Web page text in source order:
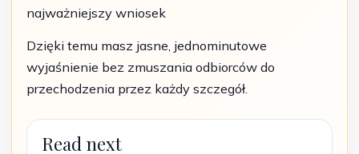
najważniejszy wniosek
Dzięki temu masz jasne, jednominutowe
wyjaśnienie bez zmuszania odbiorców do
przechodzenia przez każdy szczegół.
Read next